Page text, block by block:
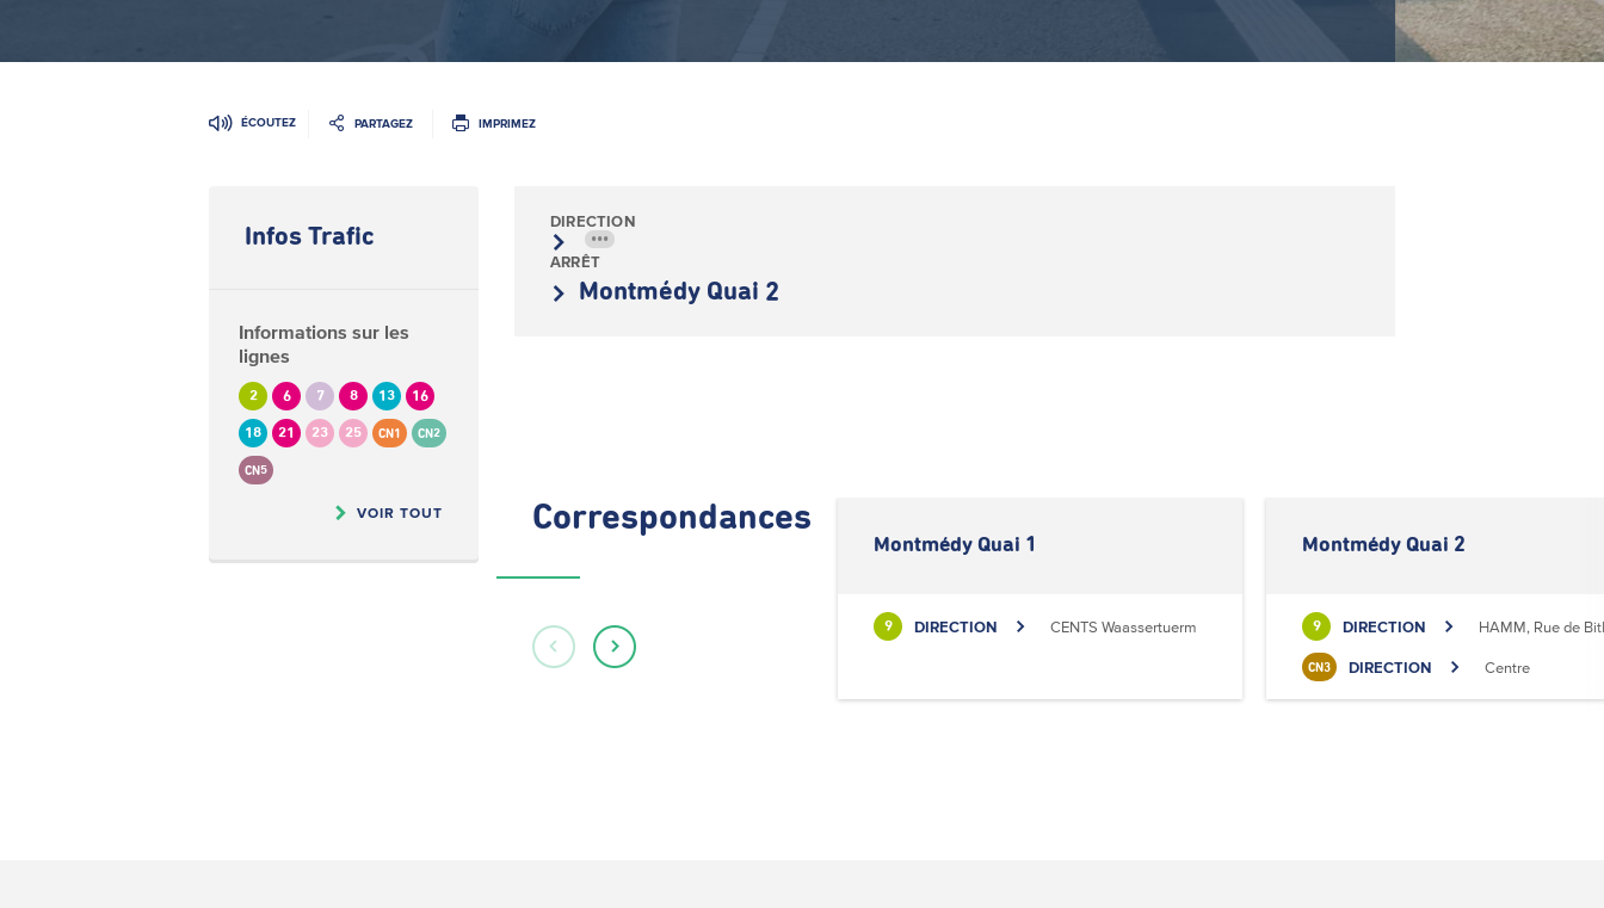
ÉCOUTEZ PARTAGEZ IMPRIMEZ
Infos Trafic
Informations sur les
lignes
2 6 7 8 13 16
18 21 23 25 CN1 CN2
CN5
VOIR TOUT
DIRECTION
•••
ARRÊT
Montmédy Quai 2
Correspondances
Montmédy Quai 1
9 DIRECTION CENTS Waassertuerm
Montmédy Quai 2
9 DIRECTION HAMM, Rue de
CN3 DIRECTION Centre